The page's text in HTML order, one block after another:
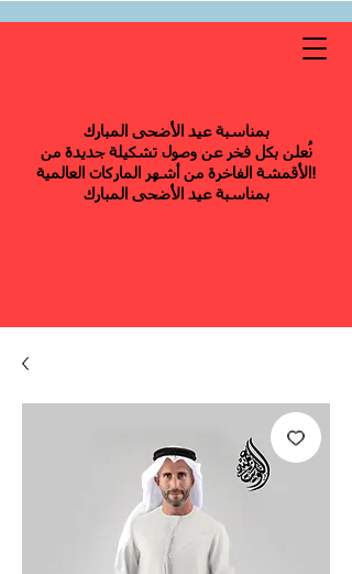
بمناسبة عيد الأضحى المبارك
نُعلن بكل فخر عن وصول تشكيلة جديدة من
الأقمشة الفاخرة من أشهر الماركات العالمية!
بمناسبة عيد الأضحى المبارك